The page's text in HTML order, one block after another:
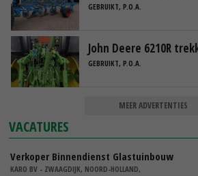
GEBRUIKT, P.O.A.
John Deere 6210R
GEBRUIKT, P.O.A.
MEER ADVERTENTIES
VACATURES
Verkoper Binnendienst Glastuinbouw
KARO BV - ZWAAGDIJK, NOORD-HOLLAND,